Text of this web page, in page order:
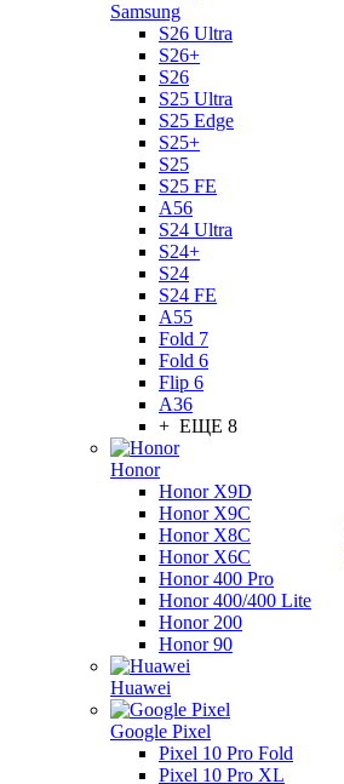
Samsung
S26 Ultra
S26+
S26
S25 Ultra
S25 Edge
S25+
S25
S25 FE
A56
S24 Ultra
S24+
S24
S24 FE
A55
Fold 7
Fold 6
Flip 6
A36
+ ЕЩЕ 8
Honor
Honor X9D
Honor X9C
Honor X8C
Honor X6C
Honor 400 Pro
Honor 400/400 Lite
Honor 200
Honor 90
Huawei
Google Pixel
Pixel 10 Pro Fold
Pixel 10 Pro XL